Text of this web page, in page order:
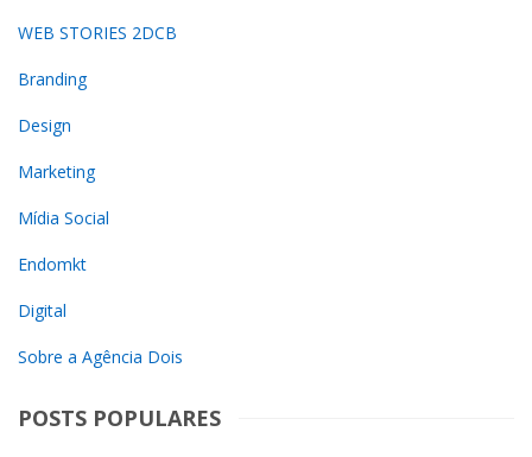
WEB STORIES 2DCB
Branding
Design
Marketing
Mídia Social
Endomkt
Digital
Sobre a Agência Dois
POSTS POPULARES